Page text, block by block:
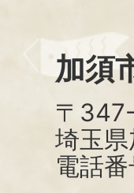
加須
〒
埼玉
電話